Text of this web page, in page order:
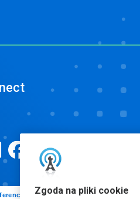
Zgoda na pliki cookie
plików cookie